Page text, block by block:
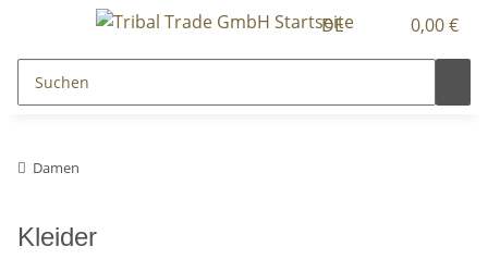
DE 0,00 €
Damen
Kleider